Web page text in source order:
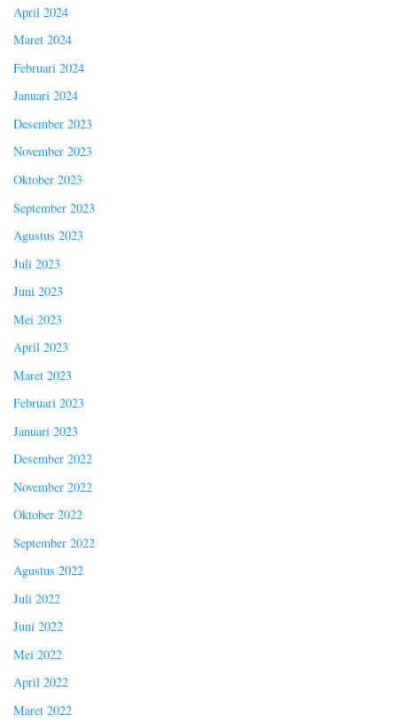
April 2024
Maret 2024
Februari 2024
Januari 2024
Desember 2023
November 2023
Oktober 2023
September 2023
Agustus 2023
Juli 2023
Juni 2023
Mei 2023
April 2023
Maret 2023
Februari 2023
Januari 2023
Desember 2022
November 2022
Oktober 2022
September 2022
Agustus 2022
Juli 2022
Juni 2022
Mei 2022
April 2022
Maret 2022